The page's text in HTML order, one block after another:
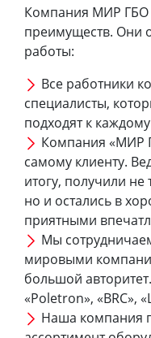
Компания МИР ГБО
преимуществ. Они
работы:
Все работники
специалисты,
подходят к
Компания «МИР
самому клиенту.
итогу, получили не
но и остались в
приятными
Мы
мировыми
большой
«Poletron», «BRC»,
Наша компания